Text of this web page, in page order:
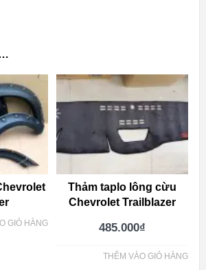
GIỎ HÀNG
Thảm taplo lông cừu
Chevrolet Trailblazer
485.000₫
THÊM VÀO GIỎ HÀNG